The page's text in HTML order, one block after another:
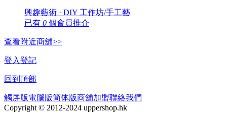
興趣藝術 · DIY 工作坊/手工藝
已有 0 個會員推介
查看附近商舖>>
登入登記
回到頂部
觸屏版電腦版简体版商舖加盟聯絡我們
Copyright © 2012-2024 uppershop.hk